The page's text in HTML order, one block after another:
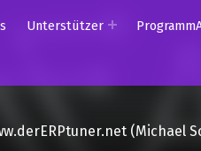
Unterstützer
(Michael